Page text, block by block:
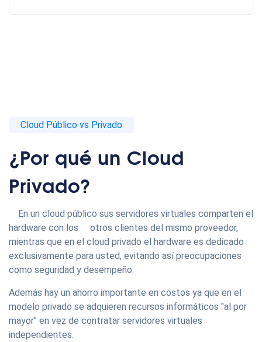
Cloud Público vs Privado
¿Por qué un Cloud
Privado?
En un cloud público sus servidores virtuales comparten el
hardware con los otros clientes del mismo proveedor,
mientras que en el cloud privado el hardware es dedicado
exclusivamente para usted, evitando así preocupaciones
como seguridad y desempeño.
Además hay un ahorro importante en costos ya que en el
modelo privado se adquieren recursos informáticos "al por
mayor" en vez de contratar servidores virtuales
independientes.